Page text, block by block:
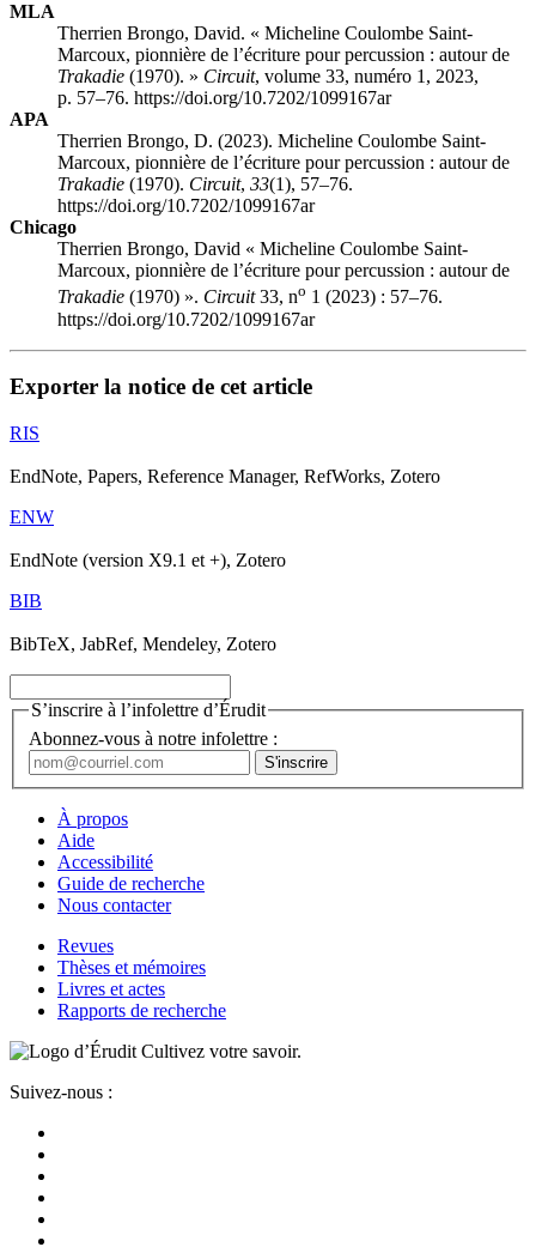
MLA
Therrien Brongo, David. « Micheline Coulombe Saint-
Marcoux, pionnière de l’écriture pour percussion : autour de
Trakadie (1970). » Circuit, volume 33, numéro 1, 2023,
p. 57–76. https://doi.org/10.7202/1099167ar
APA
Therrien Brongo, D. (2023). Micheline Coulombe Saint-
Marcoux, pionnière de l’écriture pour percussion : autour de
Trakadie (1970). Circuit, 33(1), 57–76.
https://doi.org/10.7202/1099167ar
Chicago
Therrien Brongo, David « Micheline Coulombe Saint-
Marcoux, pionnière de l’écriture pour percussion : autour de
Trakadie (1970) ». Circuit33, no 1 (2023) : 57–76.
https://doi.org/10.7202/1099167ar
Exporter la notice de cet article
RIS
EndNote, Papers, Reference Manager, RefWorks, Zotero
ENW
EndNote (version X9.1 et +), Zotero
BIB
BibTeX, JabRef, Mendeley, Zotero
S’inscrire à l’infolettre d’Érudit
Abonnez-vous à notre infolettre :
À propos
Aide
Accessibilité
Guide de recherche
Nous contacter
Revues
Thèses et mémoires
Livres et actes
Rapports de recherche
Cultivez votre savoir.
Suivez-nous :